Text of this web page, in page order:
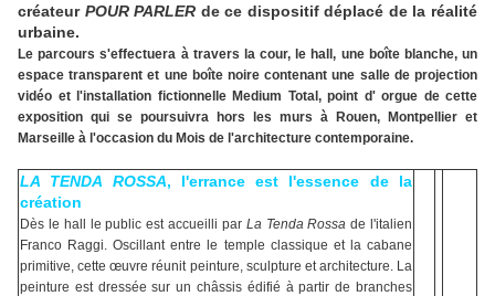
créateur POUR PARLER de ce dispositif déplacé de la réalité
urbaine.
Le parcours s'effectuera à travers la cour, le hall, une boîte blanche, un
espace transparent et une boîte noire contenant une salle de projection
vidéo et l'installation fictionnelle Medium Total, point d' orgue de cette
exposition qui se poursuivra hors les murs à Rouen, Montpellier et
Marseille à l'occasion du Mois de l'architecture contemporaine.
LA TENDA ROSSA, l'errance est l'essence de la
création
Dès le hall le public est accueilli par La Tenda Rossa de l'italien
Franco Raggi. Oscillant entre le temple classique et la cabane
primitive, cette œuvre réunit peinture, sculpture et architecture. La
peinture est dressée sur un châssis édifié à partir de branches